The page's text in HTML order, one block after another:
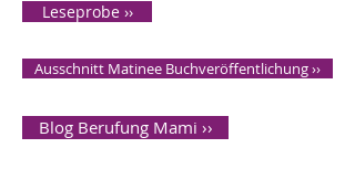
Leseprobe ››
Ausschnitt Matinee Buchveröffentlichung ››
Blog Berufung Mami ››